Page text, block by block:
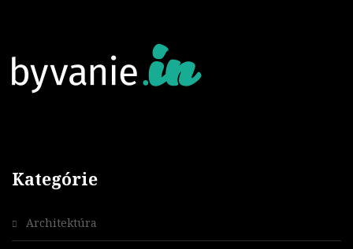
Kategórie
Architektúra